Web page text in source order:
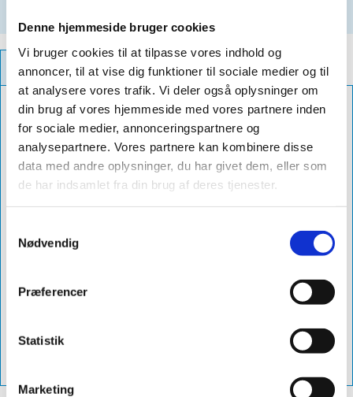
Denne hjemmeside bruger cookies
Vi bruger cookies til at tilpasse vores indhold og
annoncer, til at vise dig funktioner til sociale medier og til
at analysere vores trafik. Vi deler også oplysninger om
din brug af vores hjemmeside med vores partnere inden
for sociale medier, annonceringspartnere og
analysepartnere. Vores partnere kan kombinere disse
data med andre oplysninger, du har givet dem, eller som
de har indsamlet fra din brug af deres tjenester.
Nødvendig
Præferencer
Statistik
Marketing
PRODUKT INFORMATIONEN
Farbe
grå-sort
Grader
31-45°
Durchmesser
ø510
Produktnavn
sabetoflex flex inddækning ø510 31-
Art.Nr.